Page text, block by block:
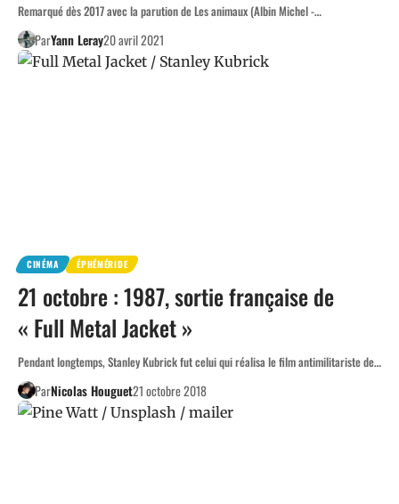
Remarqué dès 2017 avec la parution de Les animaux (Albin Michel -…
ParYann Leray20 avril 2021
CINÉMA ÉPHÉMÉRIDE
21 octobre : 1987, sortie française de
« Full Metal Jacket »
Pendant longtemps, Stanley Kubrick fut celui qui réalisa le film antimilitariste de…
ParNicolas Houguet21 octobre 2018